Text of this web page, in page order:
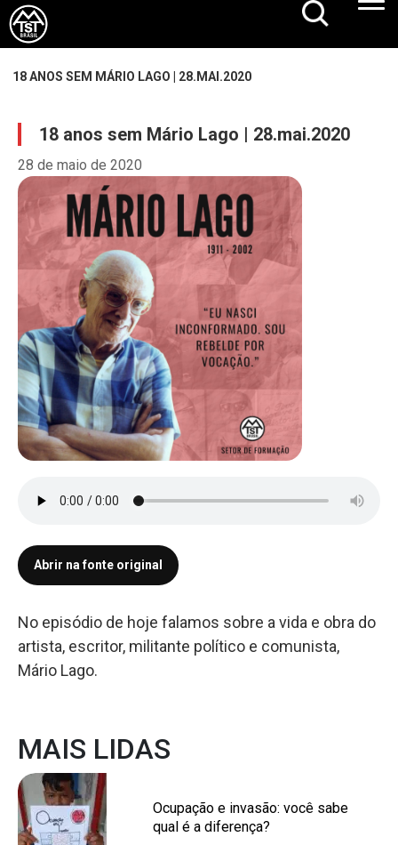
18 ANOS SEM MÁRIO LAGO | 28.MAI.2020
18 anos sem Mário Lago | 28.mai.2020
28 de maio de 2020
Abrir na fonte original
No episódio de hoje falamos sobre a vida e obra do
artista, escritor, militante político e comunista,
Mário Lago.
MAIS LIDAS
Ocupação e invasão: você sabe
qual é a diferença?